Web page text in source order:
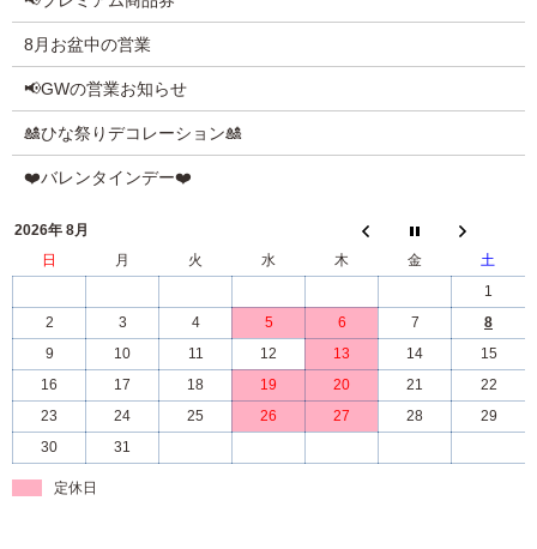
8月お盆中の営業
📢GWの営業お知らせ
🎎ひな祭りデコレーション🎎
❤️バレンタインデー❤️
2026年 8月
日
月 火 水 木 金
土
1
2
3 4 5 6 7
8
9
10 11 12 13 14
15
16
17 18 19 20 21
22
23
24 25 26 27 28
29
30
31
定休日